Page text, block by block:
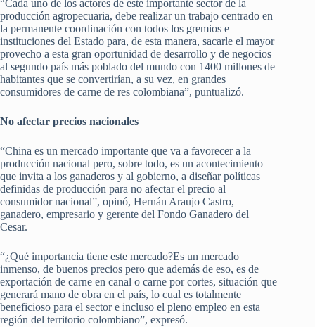
“Cada uno de los actores de este importante sector de la
producción agropecuaria, debe realizar un trabajo centrado en
la permanente coordinación con todos los gremios e
instituciones del Estado para, de esta manera, sacarle el mayor
provecho a esta gran oportunidad de desarrollo y de negocios
al segundo país más poblado del mundo con 1400 millones de
habitantes que se convertirían, a su vez, en grandes
consumidores de carne de res colombiana”, puntualizó.
No afectar precios nacionales
“China es un mercado importante que va a favorecer a la
producción nacional pero, sobre todo, es un acontecimiento
que invita a los ganaderos y al gobierno, a diseñar políticas
definidas de producción para no afectar el precio al
consumidor nacional”, opinó, Hernán Araujo Castro,
ganadero, empresario y gerente del Fondo Ganadero del
Cesar.
“¿Qué importancia tiene este mercado?Es un mercado
inmenso, de buenos precios pero que además de eso, es de
exportación de carne en canal o carne por cortes, situación que
generará mano de obra en el país, lo cual es totalmente
beneficioso para el sector e incluso el pleno empleo en esta
región del territorio colombiano”, expresó.